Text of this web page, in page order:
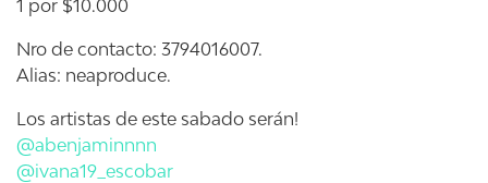
1 por $10.000
Nro de contacto: 3794016007.
Alias: neaproduce.
Los artistas de este sabado serán!
@abenjaminnnn
@ivana19_escobar